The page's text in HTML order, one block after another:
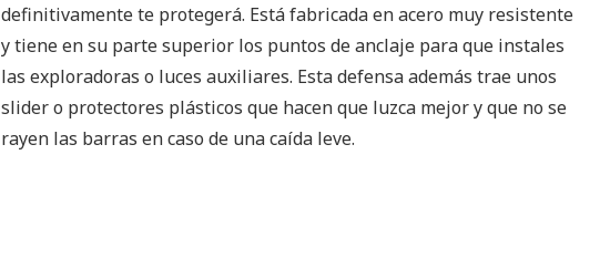
definitivamente te protegerá. Está fabricada en acero muy resistente
y tiene en su parte superior los puntos de anclaje para que instales
las exploradoras o luces auxiliares. Esta defensa además trae unos
slider o protectores plásticos que hacen que luzca mejor y que no se
rayen las barras en caso de una caída leve.